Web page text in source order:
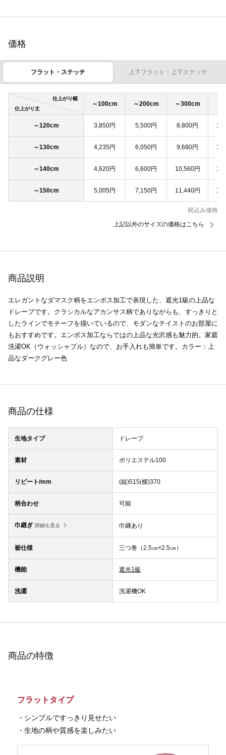
価格
フラット・ステッチ 上下フラット・上下ステッチ
仕上がり幅
仕上がり丈
～100cm ～200cm ～300cm ～
～120cm 3,850円 5,500円 8,800円
～130cm 4,235円 6,050円 9,680円
～140cm 4,620円 6,600円 10,560円
～150cm 5,005円 7,150円 11,440円
税込み価格
上記以外のサイズの価格はこちら
商品説明
エレガントなダマスク柄をエンボス加工で表現した、遮光1級の上品な
ドレープです。クラシカルなアカンサス柄でありながらも、すっきりと
したラインでモチーフを描いているので、モダンなテイストのお部屋に
もおすすめです。エンボス加工ならではの上品な光沢感も魅力的。家庭
洗濯OK（ウォッシャブル）なので、お手入れも簡単です。カラー：上
品なダークグレー色
商品の仕様
生地タイプ ドレープ
素材 ポリエステル100
リピート/mm (縦)515(横)370
柄合わせ 可能
巾継ぎ 詳細を見る 巾継あり
裾仕様 三つ巻（2.5㎝×2.5㎝）
機能 遮光1級
洗濯 洗濯機OK
商品の特徴
フラットタイプ
・シンプルですっきり見せたい
・生地の柄や質感を楽しみたい